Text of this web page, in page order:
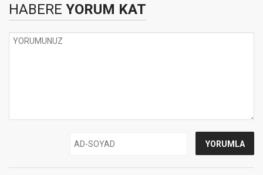
HABERE YORUM KAT